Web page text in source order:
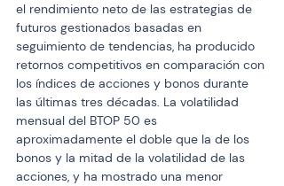
el rendimiento neto de las estrategias de
futuros gestionados basadas en
seguimiento de tendencias, ha producido
retornos competitivos en comparación con
los índices de acciones y bonos durante
las últimas tres décadas. La volatilidad
mensual del BTOP 50 es
aproximadamente el doble que la de los
bonos y la mitad de la volatilidad de las
acciones, y ha mostrado una menor